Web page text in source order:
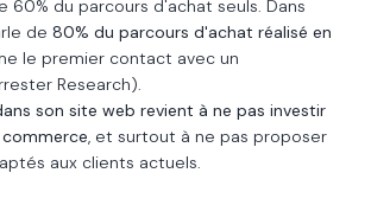
60% du parcours d'achat seuls. Dans
de 80% du parcours d'achat réalisé en
le premier contact avec un
Research).
son site web revient à ne pas investir
, et surtout à ne pas proposer
aux clients actuels.